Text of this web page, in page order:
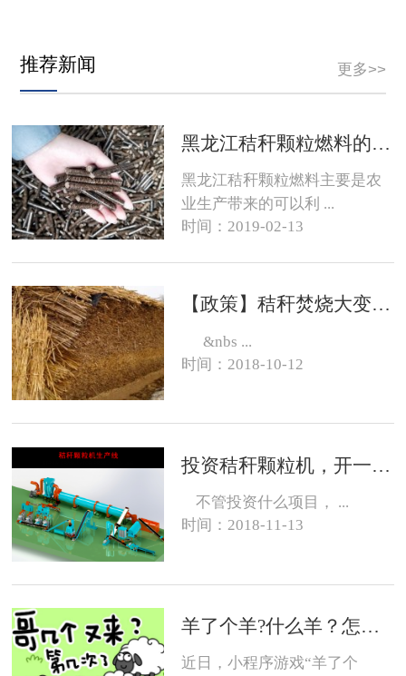
更多>>
推荐新闻
黑龙江秸秆颗粒燃料的销路在哪？
黑龙江秸秆颗粒燃料主要是农
业生产带来的可以利 ...
时间：2019-02-13
【政策】秸秆焚烧大变化，有的地方可以烧了
&nbs ...
时间：2018-10-12
投资秸秆颗粒机，开一个生物质燃料颗粒厂大约需要投资多少钱？
不管投资什么项目， ...
时间：2018-11-13
羊了个羊?什么羊？怎么养？
近日，小程序游戏“羊了个